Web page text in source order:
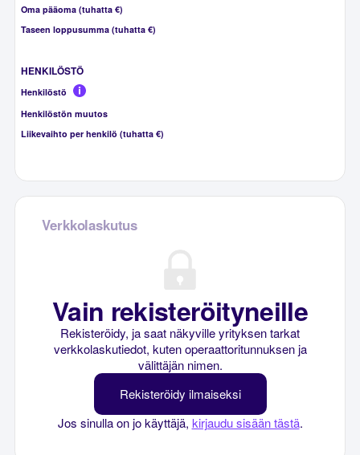
Oma pääoma (tuhatta €)
Taseen loppusumma (tuhatta €)
HENKILÖSTÖ
Henkilöstö
Henkilöstön muutos
Liikevaihto per henkilö (tuhatta €)
Verkkolaskutus
Vain rekisteröityneille
Rekisteröidy, ja saat näkyville yrityksen tarkat
verkkolaskutiedot, kuten operaattoritunnuksen ja
välittäjän nimen.
Rekisteröidy ilmaiseksi
Jos sinulla on jo käyttäjä, kirjaudu sisään tästä.